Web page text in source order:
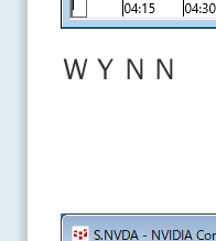
ＷＹＮＮ